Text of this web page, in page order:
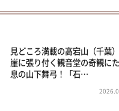
見どころ満載の高宕山（千葉）
崖に張り付く観音堂の奇観に
息の山下舞弓！「石…